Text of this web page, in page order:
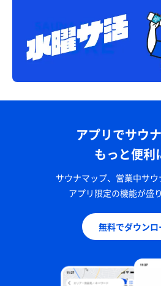
アプリでサウ
もっと便利
サウナマップ、営業中サウ
アプリ限定の機能が盛
無料でダウンロ